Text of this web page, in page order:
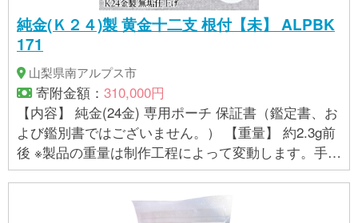
純金(Ｋ２４)製 黄金十二支 根付【未】 ALPBK
171
山梨県南アルプス市
寄附金額： 310,000円
【内容】 純金(24金) 専用ポーチ 保証書（鑑定書、お
よび鑑別書ではございません。） 【重量】 約2.3g前
後 ※製品の重量は制作工程によって変動します。手作
業で制作しているため、均等な重さを心がけており
ますが、指定範囲内で多少の誤差が生じる場合があ
ります。そのため、重量の具体的な指定はお受けで